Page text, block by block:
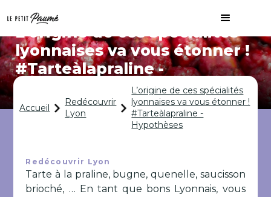
L’origine de ces spécialités
lyonnaises va vous étonner !
#Tarteàlapraline -
Accueil
Redécouvrir
Lyon
L’origine de ces spécialités
lyonnaises va vous étonner !
#Tarteàlapraline -
Hypothèses
Redécouvrir Lyon
Tarte à la praline, bugne, quenelle, saucisson
brioché, … En tant que bons Lyonnais, vous